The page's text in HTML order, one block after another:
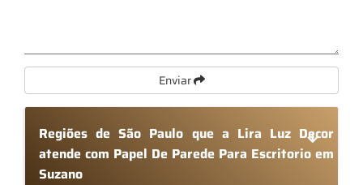
Enviar
Regiões de São Paulo que a Lira Luz Decor
atende com Papel De Parede Para Escritorio em
Suzano